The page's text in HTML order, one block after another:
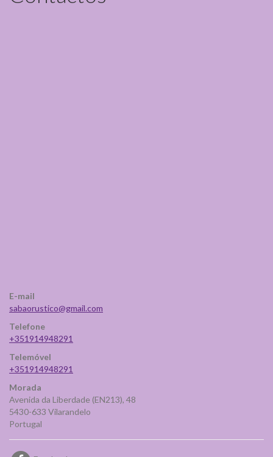
E-mail
sabaorustico@gmail.com
Telefone
+351914948291
Telemóvel
+351914948291
Morada
Avenida da Liberdade (EN213), 48
5430-633 Vilarandelo
Portugal